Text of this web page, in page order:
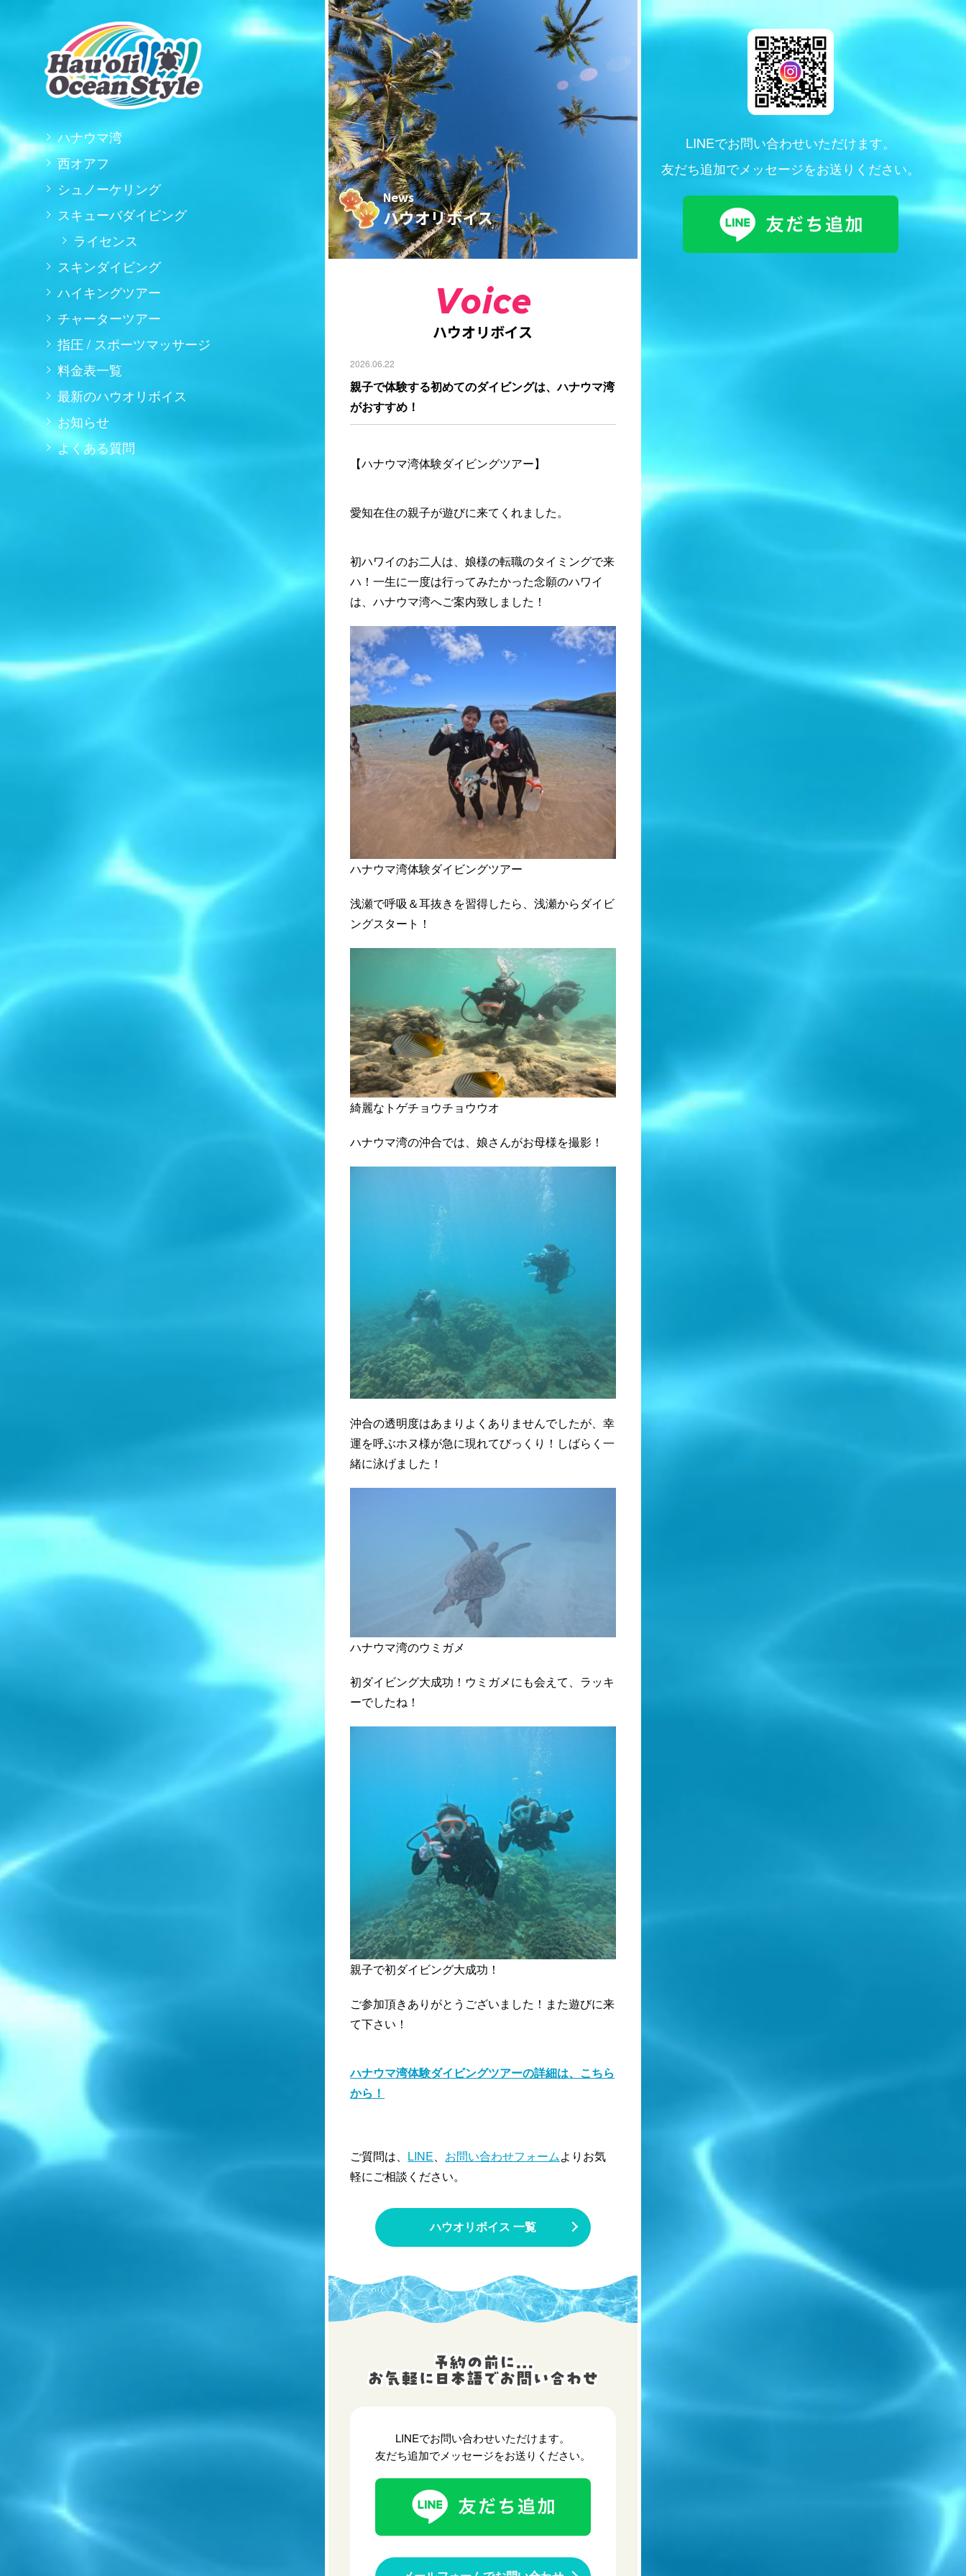
ハナウマ湾
西オアフ
シュノーケリング
スキューバダイビング
ライセンス
スキンダイビング
ハイキングツアー
チャーターツアー
指圧 / スポーツマッサージ
料金表一覧
最新のハウオリボイス
お知らせ
よくある質問
LINEでお問い合わせいただけます。
友だち追加でメッセージをお送りください。
News
ハウオリボイス
Voice
ハウオリボイス
2026.06.22
親子で体験する初めてのダイビングは、ハナウマ湾
がおすすめ！
【ハナウマ湾体験ダイビングツアー】
愛知在住の親子が遊びに来てくれました。
初ハワイのお二人は、娘様の転職のタイミングで来
ハ！一生に一度は行ってみたかった念願のハワイ
は、ハナウマ湾へご案内致しました！
ハナウマ湾体験ダイビングツアー
浅瀬で呼吸＆耳抜きを習得したら、浅瀬からダイビ
ングスタート！
綺麗なトゲチョウチョウウオ
ハナウマ湾の沖合では、娘さんがお母様を撮影！
沖合の透明度はあまりよくありませんでしたが、幸
運を呼ぶホヌ様が急に現れてびっくり！しばらく一
緒に泳げました！
ハナウマ湾のウミガメ
初ダイビング大成功！ウミガメにも会えて、ラッキ
ーでしたね！
親子で初ダイビング大成功！
ご参加頂きありがとうございました！また遊びに来
て下さい！
ハナウマ湾体験ダイビングツアーの詳細は、こちら
から！
ご質問は、 LINE、 お問い合わせフォームよりお気
軽にご相談ください。
ハウオリボイス 一覧
LINEでお問い合わせいただけます。
友だち追加でメッセージをお送りください。